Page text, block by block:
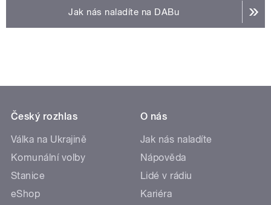
Jak nás naladíte na DABu
Český rozhlas
Válka na Ukrajině
Komunální volby
Stanice
eShop
O nás
Jak nás naladíte
Nápověda
Lidé v rádiu
Kariéra